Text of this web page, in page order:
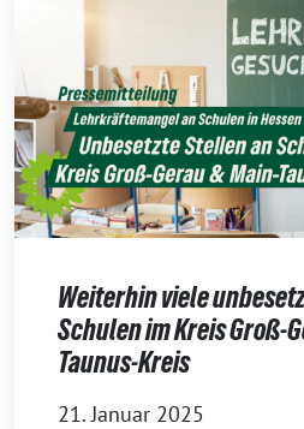
Weiterhin viele
Schulen im Kreis Groß-
Taunus-Kreis
21. Januar 2025